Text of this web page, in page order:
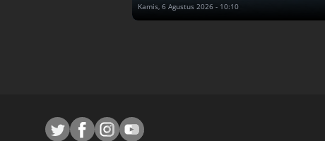
Kamis, 6 Agustus 2026 - 10:10